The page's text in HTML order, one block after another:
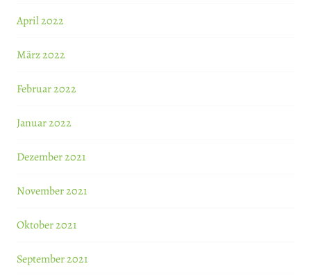
April 2022
März 2022
Februar 2022
Januar 2022
Dezember 2021
November 2021
Oktober 2021
September 2021